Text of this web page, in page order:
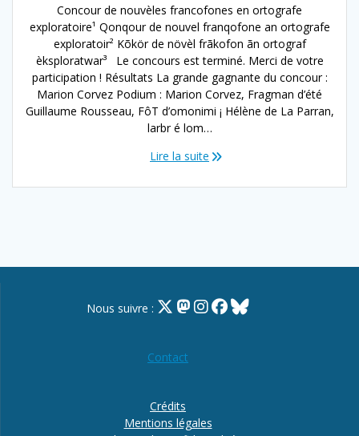
Concour de nouvèles francofones en ortografe
exploratoire¹ Qonqour de nouvel franqofone an ortografe
exploratoir² Kõkör de növèl frãkofon ãn ortograf
èksploratwar³ Le concours est terminé. Merci de votre
participation ! Résultats La grande gagnante du concour :
Marion Corvez Podium : Marion Corvez, Fragman d’été
Guillaume Rousseau, FôT d’omonimi ¡ Hélène de La Parran,
larbr é lom…
Lire la suite
Nous suivre :
Contact
Crédits
Mentions légales